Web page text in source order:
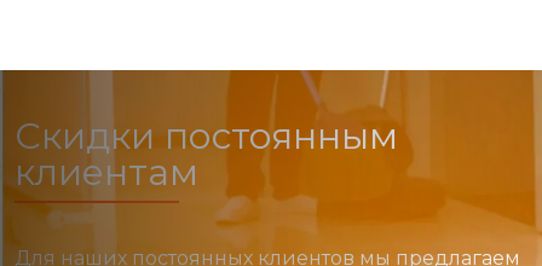
Скидки постоянным
клиентам
Для наших постоянных клиентов мы предлагаем